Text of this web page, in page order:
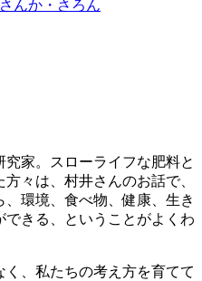
さんか・さろん
家。スローライフな肥料と
々は、村井さんのお話で、
環境、食べ物、健康、生き
きる、ということがよくわ
、私たちの考え方を育てて